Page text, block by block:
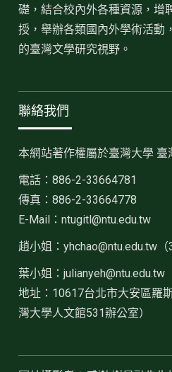
礎，結合校內外各種資源，增
授，舉辦各類國內外學術活動
的臺灣文學研究視野。
聯絡我們
本網站著作權屬於臺灣大學 臺
電話：886-2-33664781
傳真：886-2-33664778
E-Mail：ntugitl@ntu.edu.tw
趙小姐：yhchao@ntu.edu.tw（
葉小姐：julianyeh@ntu.edu.tw
地址：10617台北市大安區羅
灣大學人文館531辦公室）